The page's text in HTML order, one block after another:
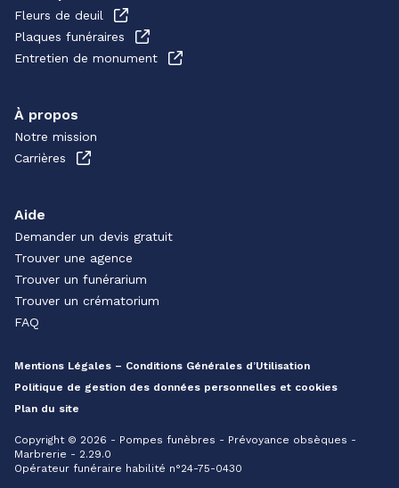
Fleurs de deuil
Plaques funéraires
Entretien de monument
À propos
Notre mission
Carrières
Aide
Demander un devis gratuit
Trouver une agence
Trouver un funérarium
Trouver un crématorium
FAQ
Mentions Légales – Conditions Générales d’Utilisation
Politique de gestion des données personnelles et cookies
Plan du site
Copyright © 2026 - Pompes funèbres - Prévoyance obsèques -
Marbrerie - 2.29.0
Opérateur funéraire habilité n°24-75-0430